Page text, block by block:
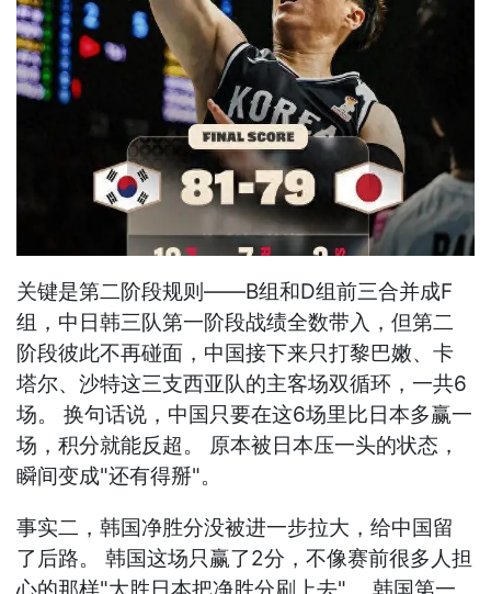
关键是第二阶段规则——B组和D组前三合并成F
组，中日韩三队第一阶段战绩全数带入，但第二
阶段彼此不再碰面，中国接下来只打黎巴嫩、卡
塔尔、沙特这三支西亚队的主客场双循环，一共6
场。 换句话说，中国只要在这6场里比日本多赢一
场，积分就能反超。 原本被日本压一头的状态，
瞬间变成"还有得掰"。
事实二，韩国净胜分没被进一步拉大，给中国留
了后路。 韩国这场只赢了2分，不像赛前很多人担